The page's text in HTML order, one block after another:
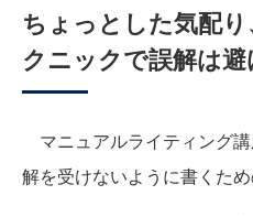
ちょっとした気配
クニックで誤解は
マニュアルライティング
解を受けないように書くため